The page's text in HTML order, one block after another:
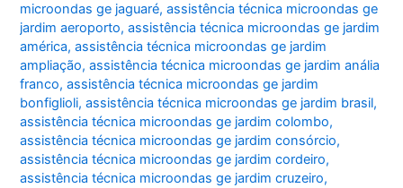
microondas ge jaguaré,assistência técnica microondas ge
jardim aeroporto,assistência técnica microondas ge jardim
américa,assistência técnica microondas ge jardim
ampliação,assistência técnica microondas ge jardim anália
franco,assistência técnica microondas ge jardim
bonfiglioli,assistência técnica microondas ge jardim brasil,
assistência técnica microondas ge jardim colombo,
assistência técnica microondas ge jardim consórcio,
assistência técnica microondas ge jardim cordeiro,
assistência técnica microondas ge jardim cruzeiro,